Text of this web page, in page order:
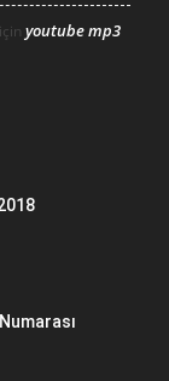
youtube mp3